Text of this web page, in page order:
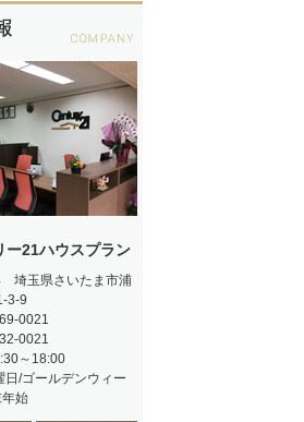
ー21ハウスプラン
埼玉県さいたま市浦
3-9
0021
0021
～18:00
日/ゴールデンウィー
年始